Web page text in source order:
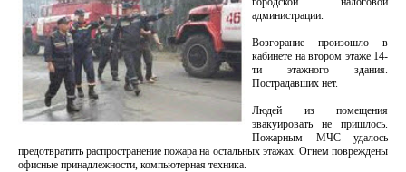
администрации.
Возгорание произошло в
кабинете на втором этаже 14-
ти этажного здания.
Пострадавших нет.
Людей из помещения
эвакуировать не пришлось.
Пожарным МЧС удалось
предотвратить распространение пожара на остальных этажах. Огнем повреждены
офисные принадлежности, компьютерная техника.